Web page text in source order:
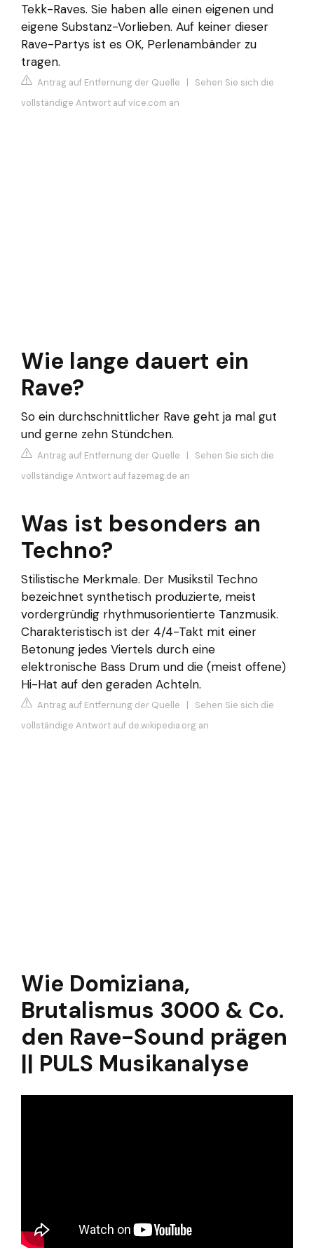
Tekk-Raves. Sie haben alle einen eigenen und
eigene Substanz-Vorlieben. Auf keiner dieser
Rave-Partys ist es OK, Perlenambänder zu
tragen.
Antrag auf Entfernung der Quelle | Sehen Sie sich die
vollständige Antwort auf vice.com an
Wie lange dauert ein
Rave?
So ein durchschnittlicher Rave geht ja mal gut
und gerne zehn Stündchen.
Antrag auf Entfernung der Quelle | Sehen Sie sich die
vollständige Antwort auf fazemag.de an
Was ist besonders an
Techno?
Stilistische Merkmale. Der Musikstil Techno
bezeichnet synthetisch produzierte, meist
vordergründig rhythmusorientierte Tanzmusik.
Charakteristisch ist der 4/4-Takt mit einer
Betonung jedes Viertels durch eine
elektronische Bass Drum und die (meist offene)
Hi-Hat auf den geraden Achteln.
Antrag auf Entfernung der Quelle | Sehen Sie sich die
vollständige Antwort auf de.wikipedia.org an
Wie Domiziana,
Brutalismus 3000 & Co.
den Rave-Sound prägen
|| PULS Musikanalyse